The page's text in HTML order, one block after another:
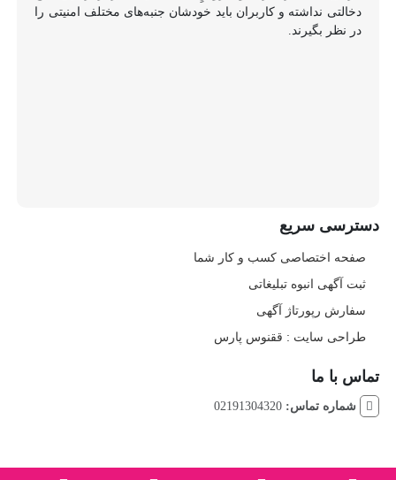
دخالتی نداشته و کاربران باید خودشان جنبه‌های مختلف امنیتی را
در نظر بگیرند.
دسترسی سریع
صفحه اختصاصی کسب و کار شما
ثبت آگهی انبوه تبلیغاتی
سفارش رپورتاژ آگهی
طراحی سایت : ققنوس پارس
تماس با ما
شماره تماس:02191304320